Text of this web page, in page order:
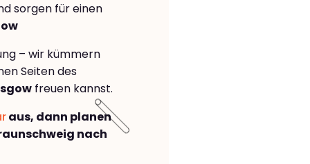
sorgen für einen
– wir kümmern
Seiten des
freuen kannst.
aus, dann planen
nach